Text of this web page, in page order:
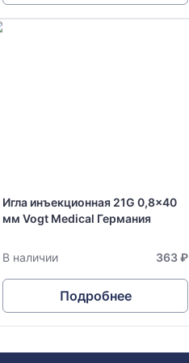
Игла инъекционная 21G 0,8x40
мм Vogt Medical Германия
В наличии 363 ₽
Подробнее